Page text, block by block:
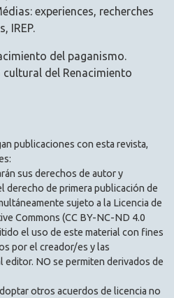
experiences, recherches
IREP.
del paganismo.
del Renacimiento
publicaciones con esta revista,
sus derechos de autor y
derecho de primera publicación de
sujeto a la Licencia de
Commons (CC BY-NC-ND 4.0
el uso de este material con fines
por el creador/es y las
editor. NO se permiten derivados de
otros acuerdos de licencia no